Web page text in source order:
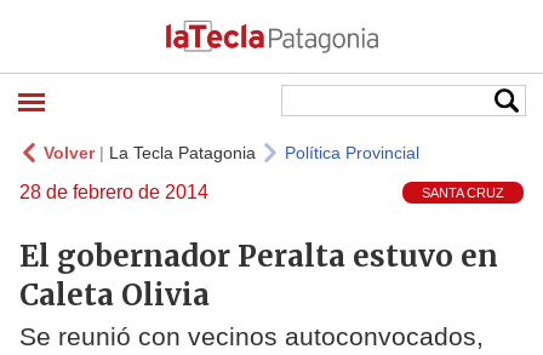
Volver| La Tecla Patagonia Política Provincial
28 de febrero de 2014 SANTA CRUZ
El gobernador Peralta estuvo en
Caleta Olivia
Se reunió con vecinos autoconvocados,